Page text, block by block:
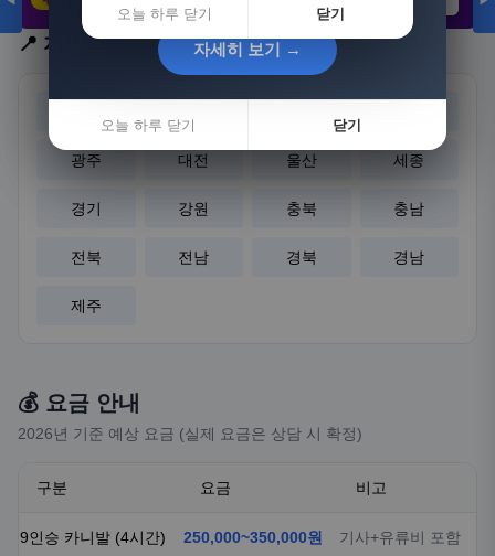
3,308원
📍 지역 선택
광주 대전 울산 세종
경기 강원 충북 충남
전북 전남 경북 경남
제주
💰 요금 안내
2026년 기준 예상 요금 (실제 요금은 상담 시 확정)
구분 요금 비고
9인승 카니발 (4시간) 250,000~350,000원 기사+유류비 포함
오늘 하루 닫기 닫기
자세히 보기 →
오늘 하루 닫기 닫기
자세히 보기 →
오늘 하루 닫기 닫기